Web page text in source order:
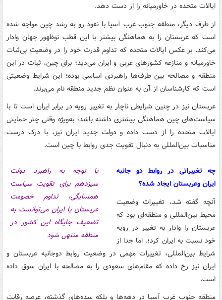
ایالات متحده در خاورمیانه را از دست دهد.
از طرف دیگر، منطقه جنوب غرب آسیا با نفوذ رو به رشد چین مواجه شده
است که عربستان را به هماهنگی بیشتر با این قطب نوظهور جهان وادار
می‌کند. بر عکس ایالات متحده که تداوم قدرت خود را در وضعیت بی‌ثبات
خاورمیانه و منازعه‌ کشورهای عربی و ایران می‌دید؛ برای چین، ثبات در این
منطقه و مصالحه بین طرف‌ها راهبردی اساسی بوده؛ این شرایط وضعیتی
است که کارشناسان از آن به عنوان نظم جدید منطقه نام می‌برند.
عربستان نیز در چنین شرایطی ناچار به تغییر رویه در برابر ایران است تا با
سیاست‌های چین هماهنگی بیشتری داشته باشد؛ به‌ویژه وقتی چتر حمایتی
ایالات متحده را از دست داده و دولت جدید ایران نیز، با درک درست
مناسبات بین‌المللی به دنبال تقویت جدی روابط با چین است.
با توجه به راهبرد دولت
سیزدهم برای تقویت سیاست
همسایگی، تداوم خصومت
عربستان با ایران می‌توانست به
تضعیف جایگاه این کشور در
منطقه منتهی شود
چه تغییراتی در روابط دو جانبه
ایران وعربستان ایجاد شده؟
آنچه گفته شد، تغییرات وضعیت
محیط بین‌المللی و منطقه‌ای بود که
عربستان را وادار به تغییر در رویه
خود نسبت به ایران کرد؛. اما جدا از
شرایط بین‌المللی، تغییرات مهمی در وضعیت روابط دوجانبه عربستان و
ایران نیز رخ داده که مقام‌های سعودی را به مصالحه با ایران سوق داده
است.
منطقه جنوب غرب آسیا در دهه‌ها و بلکه سده‌های گذشته، عرصه رقابت